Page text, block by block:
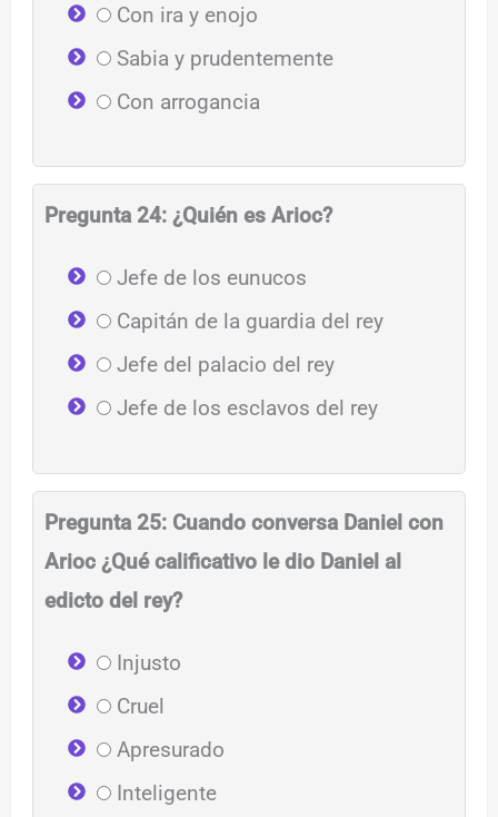
Con ira y enojo
Sabia y prudentemente
Con arrogancia
Pregunta 24: ¿Quién es Arioc?
Jefe de los eunucos
Capitán de la guardia del rey
Jefe del palacio del rey
Jefe de los esclavos del rey
Pregunta 25: Cuando conversa Daniel con
Arioc ¿Qué calificativo le dio Daniel al
edicto del rey?
Injusto
Cruel
Apresurado
Inteligente